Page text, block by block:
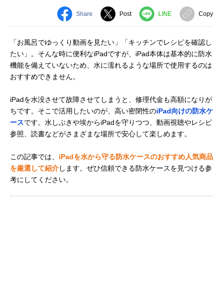
Share Post LINE Copy
「お風呂でゆっくり動画を見たい」「キッチンでレシピを確認し
たい」。そんな時に便利なiPadですが、iPad本体は基本的に防水
機能を備えていないため、水に濡れるような場所で使用するのは
おすすめできません。
iPadを水没させて故障させてしまうと、修理代金も高額になりが
ちです。そこで活用したいのが、高い密閉性のiPad向けの防水ケ
ースです。水しぶきや埃からiPadを守りつつ、動画視聴やレシピ
参照、読書などがさまざまな場所で安心して楽しめます。
この記事では、 iPadを水から守る防水ケースのおすすめ人気商品
を厳選して紹介します。ぜひ信頼できる防水ケースを見つける参
考にしてください。